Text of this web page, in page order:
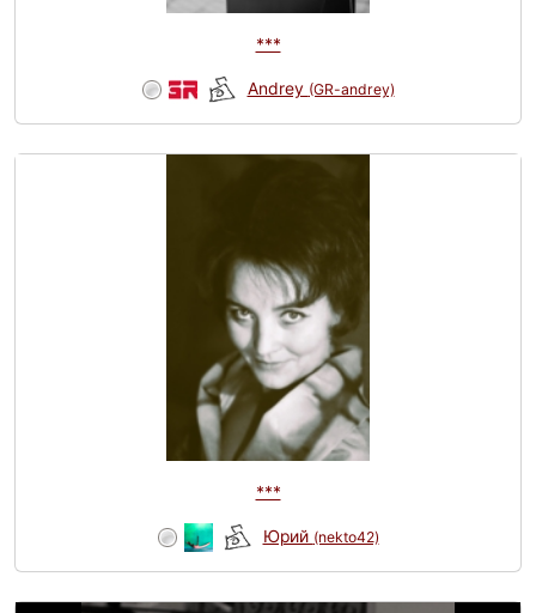
***
Andrey (GR-andrey)
***
Юрий (nekto42)